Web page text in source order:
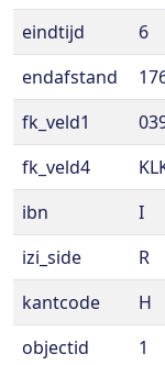
eindtijd
6
endafstand
fk_veld1
fk_veld4
ibn
I
izi_side
R
kantcode
H
objectid
1